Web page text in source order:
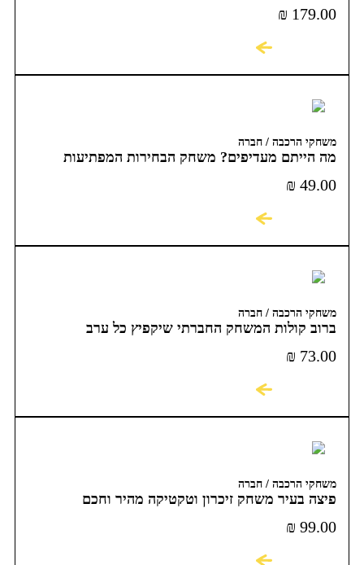
₪ 179.00
משחקי הרכבה / חברה
מה הייתם מעדיפים? משחק הבחירות המפתיעות
₪ 49.00
משחקי הרכבה / חברה
ברוב קולות המשחק החברתי שיקפיץ כל ערב
₪ 73.00
משחקי הרכבה / חברה
פיצה בעיר משחק זיכרון וטקטיקה מהיר וחכם
₪ 99.00